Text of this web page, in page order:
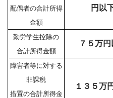
配偶者の合計所得
金額
円以
勤労学生控除の
合計所得金額
７５万
障害者等に対する
非課税
措置の合計所得金
１３５万